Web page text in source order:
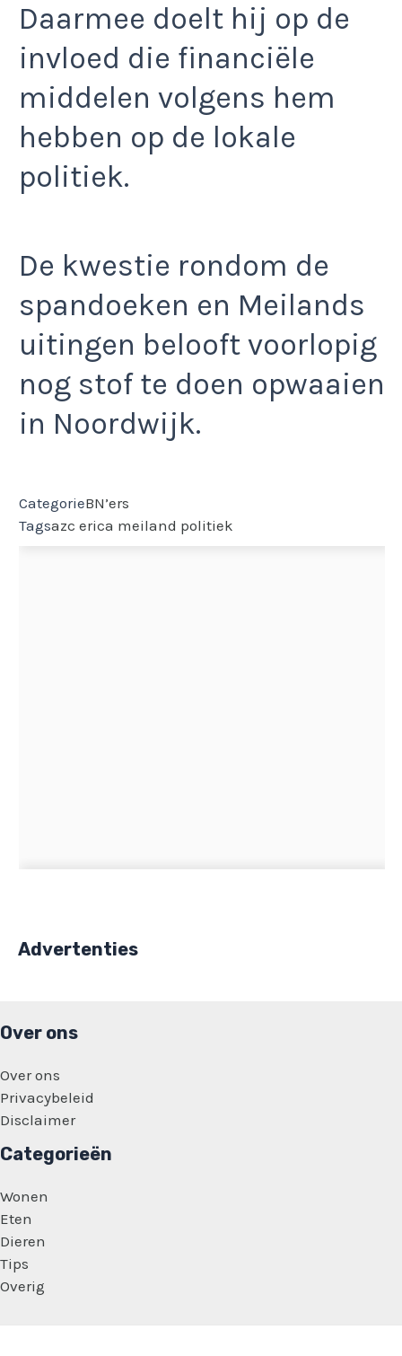
Daarmee doelt hij op de
invloed die financiële
middelen volgens hem
hebben op de lokale
politiek.
De kwestie rondom de
spandoeken en Meilands
uitingen belooft voorlopig
nog stof te doen opwaaien
in Noordwijk.
CategorieBN’ers
Tagsazc erica meiland politiek
Advertenties
Over ons
Over ons
Privacybeleid
Disclaimer
Categorieën
Wonen
Eten
Dieren
Tips
Overig